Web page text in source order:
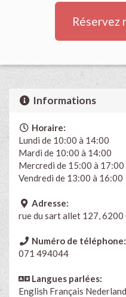
Réservez
Informations
Horaire:
Lundi de 10:00 à 14:00
Mardi de 10:00 à 14:00
Mercredi de 15:00 à 17:00
Vendredi de 13:00 à 16:00
Adresse:
rue du sart allet 127, 6200
Numéro de téléphone:
071 494044
Langues parlées:
English Français